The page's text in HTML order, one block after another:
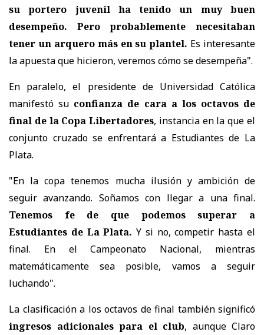
su portero juvenil ha tenido un muy buen
desempeño. Pero probablemente necesitaban
tener un arquero más en su plantel. Es interesante
la apuesta que hicieron, veremos cómo se desempeña".
En paralelo, el presidente de Universidad Católica
manifestó su confianza de cara a los octavos de
final de la Copa Libertadores, instancia en la que el
conjunto cruzado se enfrentará a Estudiantes de La
Plata.
"En la copa tenemos mucha ilusión y ambición de
seguir avanzando. Soñamos con llegar a una final.
Tenemos fe de que podemos superar a
Estudiantes de La Plata. Y si no, competir hasta el
final. En el Campeonato Nacional, mientras
matemáticamente sea posible, vamos a seguir
luchando".
La clasificación a los octavos de final también significó
ingresos adicionales para el club, aunque Claro